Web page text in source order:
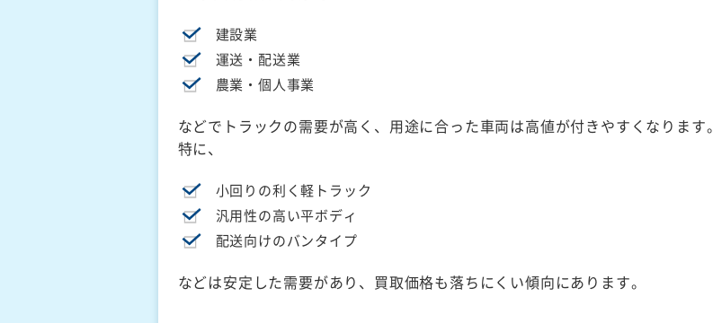
建設業
運送・配送業
農業・個人事業
などでトラックの需要が高く、用途に合った車両は高値が付きやすくなります。
特に、
小回りの利く軽トラック
汎用性の高い平ボディ
配送向けのバンタイプ
などは安定した需要があり、買取価格も落ちにくい傾向にあります。